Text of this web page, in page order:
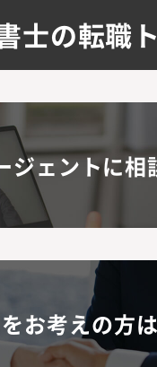
士の転職
ジェントに相
お考えの方